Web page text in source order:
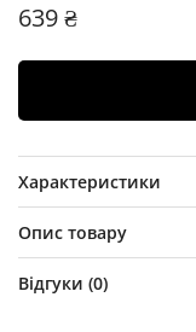
639 ₴
Характеристики
Опис товару
Відгуки (0)